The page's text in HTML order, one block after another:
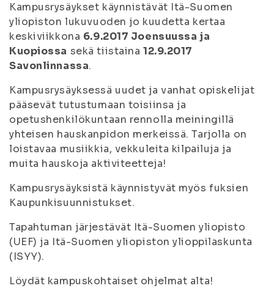
Kampusrysäykset käynnistävät Itä-Suomen
yliopiston lukuvuoden jo kuudetta kertaa
keskiviikkona 6.9.2017 Joensuussa ja
Kuopiossa sekä tiistaina12.9.2017
Savonlinnassa.
Kampusrysäyksessä uudet ja vanhat opiskelijat
pääsevät tutustumaan toisiinsa ja
opetushenkilökuntaan rennolla meiningillä
yhteisen hauskanpidon merkeissä. Tarjolla on
loistavaa musiikkia, vekkuleita kilpailuja ja
muita hauskoja aktiviteetteja!
Kampusrysäyksistä käynnistyvät myös fuksien
Kaupunkisuunnistukset.
Tapahtuman järjestävät Itä-Suomen yliopisto
(UEF) ja Itä-Suomen yliopiston ylioppilaskunta
(ISYY).
Löydät kampuskohtaiset ohjelmat alta!